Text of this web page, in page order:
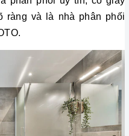
ràng và là nhà phân phối